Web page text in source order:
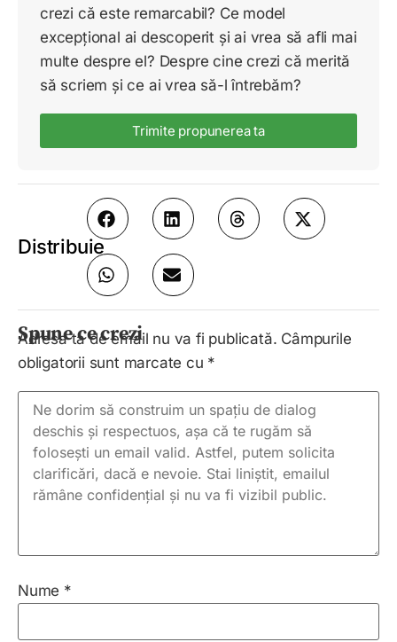
crezi că este remarcabil? Ce model
excepțional ai descoperit și ai vrea să afli mai
multe despre el? Despre cine crezi că merită
să scriem și ce ai vrea să-l întrebăm?
Trimite propunerea ta
Distribuie
Spune ce crezi
Adresa ta de email nu va fi publicată. Câmpurile
obligatorii sunt marcate cu *
Nume *